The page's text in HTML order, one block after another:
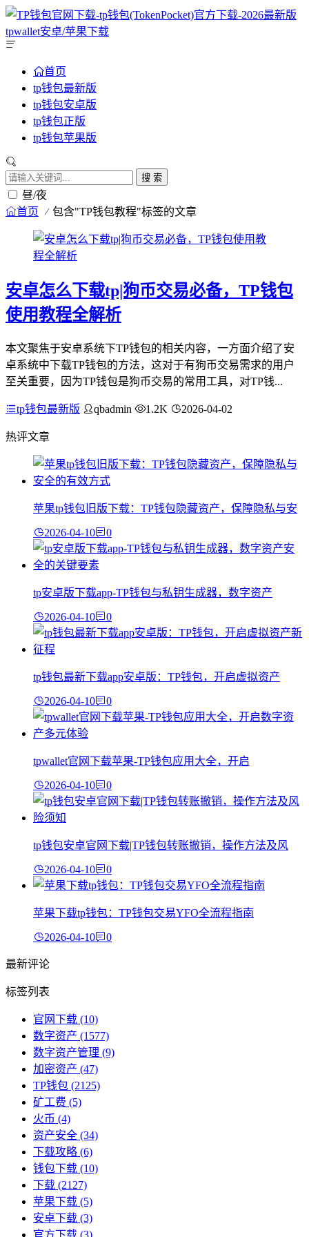
首页
tp钱包最新版
tp钱包安卓版
tp钱包正版
tp钱包苹果版
搜 索
昼/夜
首页 包含"TP钱包教程"标签的文章
安卓怎么下载tp|狗币交易必备，TP钱包
使用教程全解析
本文聚焦于安卓系统下TP钱包的相关内容，一方面介绍了安
卓系统中下载TP钱包的方法，这对于有狗币交易需求的用户
至关重要，因为TP钱包是狗币交易的常用工具，对TP钱...
tp钱包最新版 qbadmin 1.2K 2026-04-02
热评文章
苹果tp钱包旧版下载：TP钱包隐藏资产，保障隐私与安
2026-04-10 0
tp安卓版下载app-TP钱包与私钥生成器，数字资产
2026-04-10 0
tp钱包最新下载app安卓版：TP钱包，开启虚拟资产
2026-04-10 0
tpwallet官网下载苹果-TP钱包应用大全，开启
2026-04-10 0
tp钱包安卓官网下载|TP钱包转账撤销，操作方法及风
2026-04-10 0
苹果下载tp钱包：TP钱包交易YFO全流程指南
2026-04-10 0
最新评论
标签列表
官网下载 (10)
数字资产 (1577)
数字资产管理 (9)
加密资产 (47)
TP钱包 (2125)
矿工费 (5)
火币 (4)
资产安全 (34)
下载攻略 (6)
钱包下载 (10)
下载 (2127)
苹果下载 (5)
安卓下载 (3)
官方下载 (3)